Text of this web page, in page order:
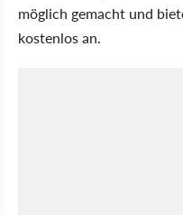
möglich gemacht und
kostenlos an.